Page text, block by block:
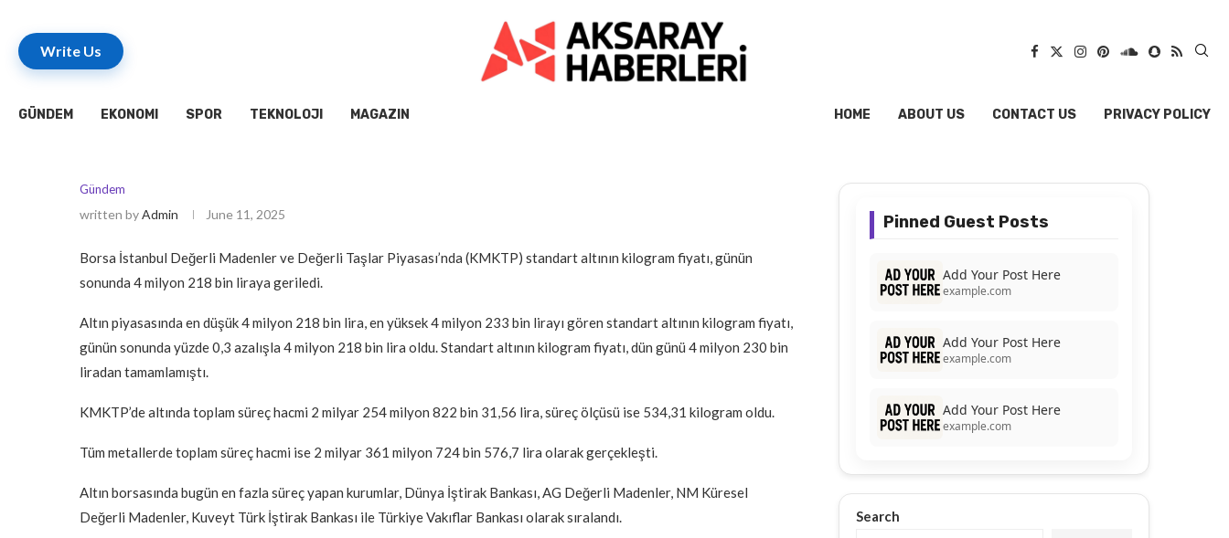
Write Us
GÜNDEM EKONOMI SPOR TEKNOLOJI MAGAZIN HOME ABOUT US CONTACT US PRIVACY POLICY
Gündem
written byAdmin June 11, 2025
Borsa İstanbul Değerli Madenler ve Değerli Taşlar Piyasası’nda (KMKTP) standart altının kilogram fiyatı, günün
sonunda 4 milyon 218 bin liraya geriledi.
Altın piyasasında en düşük 4 milyon 218 bin lira, en yüksek 4 milyon 233 bin lirayı gören standart altının kilogram fiyatı,
günün sonunda yüzde 0,3 azalışla 4 milyon 218 bin lira oldu. Standart altının kilogram fiyatı, dün günü 4 milyon 230 bin
liradan tamamlamıştı.
KMKTP’de altında toplam süreç hacmi 2 milyar 254 milyon 822 bin 31,56 lira, süreç ölçüsü ise 534,31 kilogram oldu.
Tüm metallerde toplam süreç hacmi ise 2 milyar 361 milyon 724 bin 576,7 lira olarak gerçekleşti.
Altın borsasında bugün en fazla süreç yapan kurumlar, Dünya İştirak Bankası, AG Değerli Madenler, NM Küresel
Değerli Madenler, Kuveyt Türk İştirak Bankası ile Türkiye Vakıflar Bankası olarak sıralandı.
Pinned Guest Posts
Add Your Post Here
example.com
Add Your Post Here
example.com
Add Your Post Here
example.com
Search